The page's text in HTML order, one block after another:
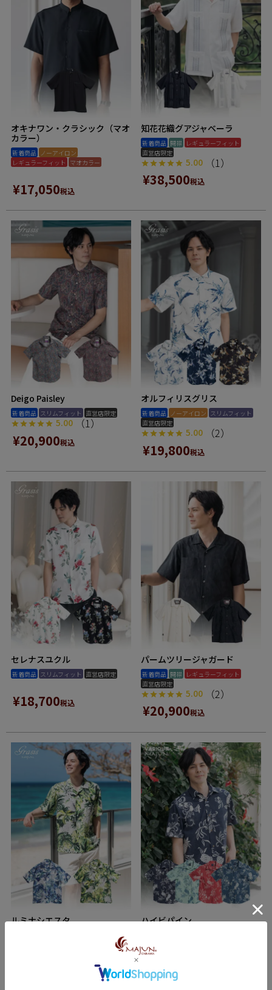
オキナワン・クラシック（マオ
カラー）
新着商品 ノーアイロン
レギュラーフィット マオカラー
¥17,050税込
知花花織グアジャベーラ
新着商品 開襟 レギュラーフィット
直営店限定
5.00 （1）
¥38,500税込
Deigo Paisley
新着商品 スリムフィット 直営店限定
5.00 （1）
¥20,900税込
オルフィリスグリス
新着商品 ノーアイロン スリムフィット
直営店限定
5.00 （2）
¥19,800税込
セレナスユクル
新着商品 スリムフィット 直営店限定
¥18,700税込
パームツリージャガード
新着商品 開襟 レギュラーフィット
直営店限定
5.00 （2）
¥20,900税込
ルミナシエスタ ハイビパイン